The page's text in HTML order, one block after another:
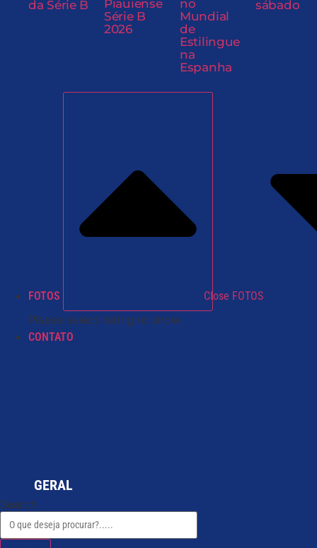
da Série B
Piauiense
Série B
2026
no
Mundial
de
Estilingue
na
Espanha
sábado
FOTOS Close FOTOS
Please select listing to show.
CONTATO
GERAL
Search